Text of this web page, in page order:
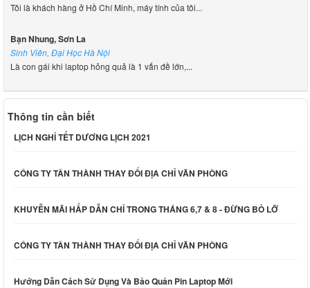
Tôi là khách hàng ở Hồ Chí Minh, máy tính của tôi...
Bạn Nhung, Sơn La
Sinh Viên, Đại Học Hà Nội
Là con gái khi laptop hỏng quả là 1 vấn đề lớn,...
Thông tin cần biết
LỊCH NGHỈ TẾT DƯƠNG LỊCH 2021
CÔNG TY TÂN THÀNH THAY ĐỔI ĐỊA CHỈ VĂN PHÒNG
KHUYỄN MÃI HẤP DẪN CHỈ TRONG THÁNG 6,7 & 8 - ĐỪNG BỎ LỠ
CÔNG TY TÂN THÀNH THAY ĐỔI ĐỊA CHỈ VĂN PHÒNG
Hướng Dẫn Cách Sử Dụng Và Bảo Quản Pin Laptop Mới